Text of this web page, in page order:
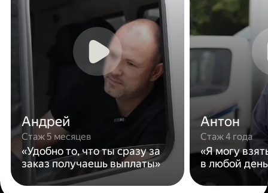
Андрей
Стаж 5 месяцев
«Удобно то, что ты сразу за
заказ получаешь выплаты»
Антон
Стаж 4 года
«Я могу
в любой